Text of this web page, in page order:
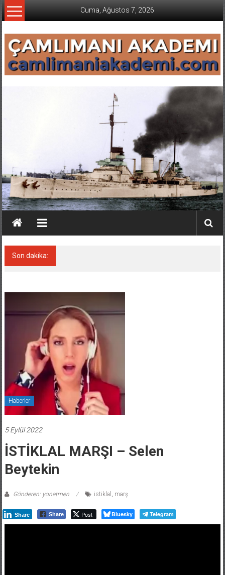
İçeriğe
geç
Cuma, Ağustos 7, 2026
Son dakika:
Haberler
İSTİKLAL MARŞI – Selen
Beytekin
Share Share Post Bluesky Telegram